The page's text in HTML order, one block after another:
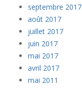
septembre 2017
août 2017
juillet 2017
juin 2017
mai 2017
avril 2017
mai 2011